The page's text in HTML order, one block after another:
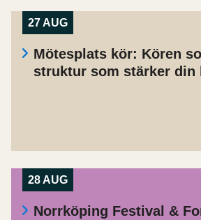
27 AUG
Mötesplats kör: Kören
struktur som stärker din
28 AUG
Norrköping Festival &